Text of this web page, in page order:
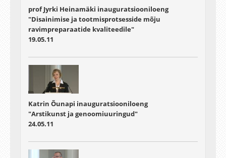
prof Jyrki Heinamäki inauguratsiooniloeng
"Disainimise ja tootmisprotsesside mõju
ravimpreparaatide kvaliteedile"
19.05.11
Katrin Õunapi inauguratsiooniloeng
"Arstikunst ja genoomiuuringud"
24.05.11